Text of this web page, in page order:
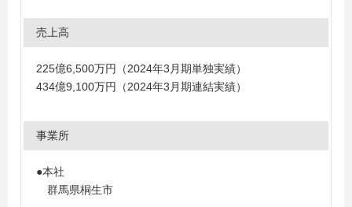
売上高
225億6,500万円（2024年3月期単独実績）
434億9,100万円（2024年3月期連結実績）
事業所
●本社
群馬県桐生市